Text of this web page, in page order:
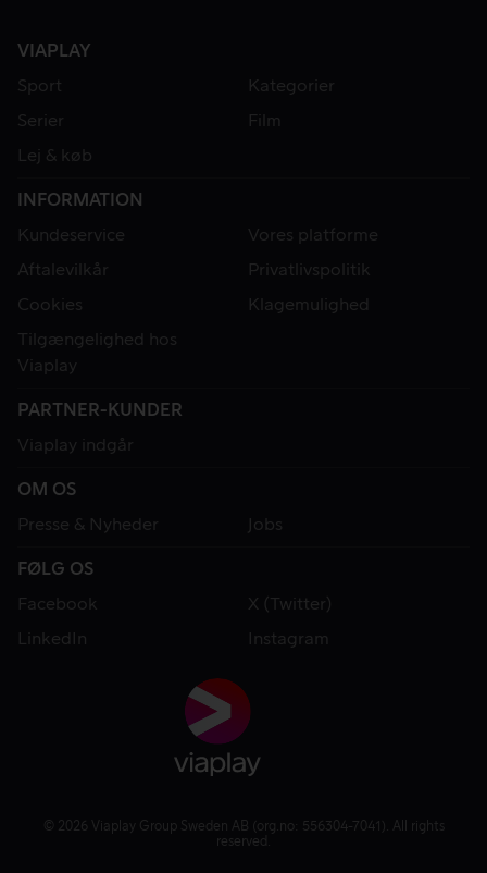
VIAPLAY
Sport
Kategorier
Serier
Film
Lej & køb
INFORMATION
Kundeservice
Vores platforme
Aftalevilkår
Privatlivspolitik
Cookies
Klagemulighed
Tilgængelighed hos
Viaplay
PARTNER-KUNDER
Viaplay indgår
OM OS
Presse & Nyheder
Jobs
FØLG OS
Facebook
X (Twitter)
LinkedIn
Instagram
© 2026 Viaplay Group Sweden AB (org.no: 556304-7041). All rights
reserved.